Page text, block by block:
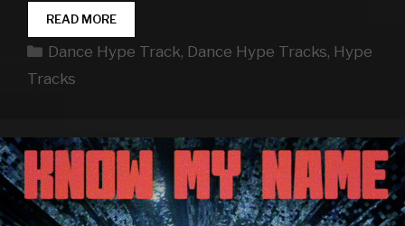
READ MOREDANCE
HYPE
TRACKS
Kategorien
Dance Hype Track, Dance Hype Tracks, Hype
Tracks